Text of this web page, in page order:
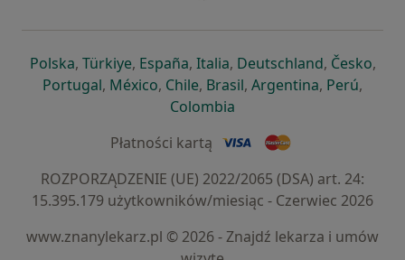
Polskaotwiera się w nowej karcie
, Türkiyeotwiera się w nowej karcie
, Españaotwiera się w nowej karcie
, Italiaotwiera się w nowej
, Deutschlandotwiera się
, Česko,
Portugalotwiera się w nowej karcie
, Méxicootwiera się w nowej karcie
, Chileotwiera się w nowej karcie
, Brasilotwiera się w nowej
, Argentinaotwiera się
, Perú,
Colombia
Płatności kartą
ROZPORZĄDZENIE (UE) 2022/2065 (DSA) art. 24:
15.395.179 użytkowników/miesiąc - Czerwiec 2026
www.znanylekarz.pl © 2026 - Znajdź lekarza i umów